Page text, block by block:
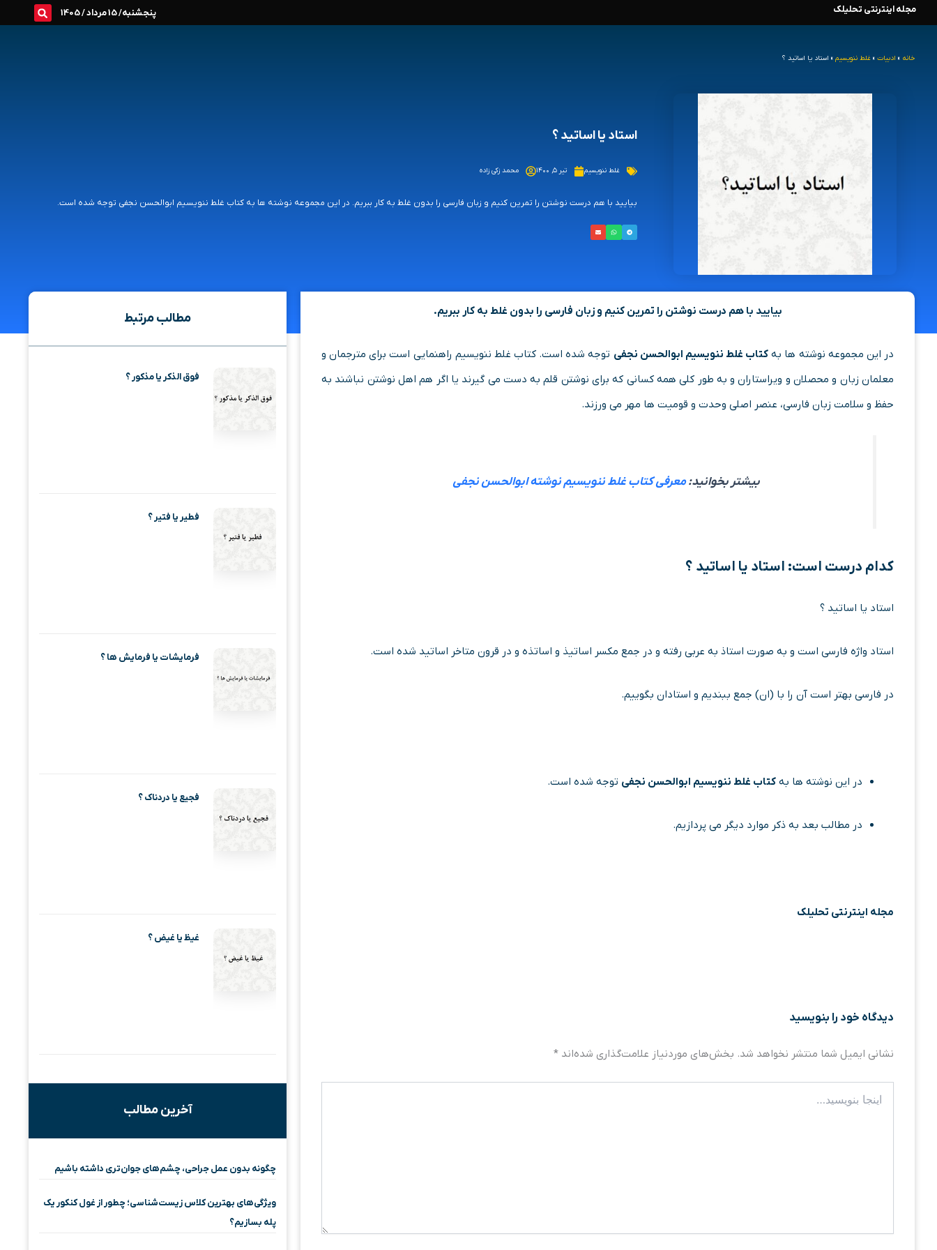
محتوا
مجله اینترنتی تحلیلک پنجشنبه/ 15 مرداد / 1405
خانه » ادبیات » غلط ننویسیم » استاد یا اساتید ؟
استاد یا اساتید ؟
غلط ننویسیم تیر ۵, ۱۴۰۰ محمد زکی زاده
بیایید با هم درست نوشتن را تمرین کنیم و زبان فارسی را بدون غلط به کار ببریم. در این مجموعه نوشته ها به کتاب غلط ننویسیم ابوالحسن نجفی توجه شده است.
بیایید با هم درست نوشتن را تمرین کنیم و زبان فارسی را بدون غلط به کار ببریم.
در این مجموعه نوشته ها به کتاب غلط ننویسیم ابوالحسن نجفی توجه شده است. کتاب غلط ننویسیم راهنمایی است برای مترجمان و
معلمان زبان و محصلان و ویراستاران و به طور کلی همه کسانی که برای نوشتن قلم به دست می گیرند یا اگر هم اهل نوشتن نباشند به
حفظ و سلامت زبان فارسی، عنصر اصلی وحدت و قومیت ها مهر می ورزند.
بیشتر بخوانید:معرفی کتاب غلط ننویسیم نوشته ابوالحسن نجفی
کدام درست است: استاد یا اساتید ؟
استاد یا اساتید ؟
استاد واژه فارسی است و به صورت استاذ به عربی رفته و در جمع مکسر اساتیذ و اساتذه و در قرون متاخر اساتید شده است.
در فارسی بهتر است آن را با (ان) جمع ببندیم و استادان بگوییم.
در این نوشته ها به کتاب غلط ننویسیم ابوالحسن نجفی توجه شده است.
در مطالب بعد به ذکر موارد دیگر می پردازیم.
مجله اینترنتی تحلیلک
دیدگاه‌ خود را بنویسید
نشانی ایمیل شما منتشر نخواهد شد. بخش‌های موردنیاز علامت‌گذاری شده‌اند *
بنویسید…
مطالب مرتبط
فوق الذکر یا مذکور ؟
فطیر یا فتیر ؟
فرمایشات یا فرمایش ها ؟
فجیع یا دردناک ؟
غیظ یا غیض ؟
آخرین مطالب
چگونه بدون عمل جراحی، چشم‌های جوان‌تری داشته باشیم
ویژگی‌های بهترین کلاس زیست‌شناسی؛ چطور از غول کنکور یک
پله بسازیم؟